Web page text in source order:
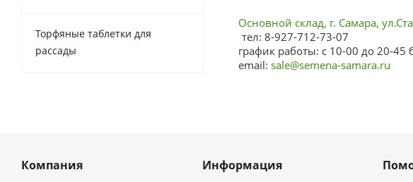
Основной склад, г. Самара,
тел: 8-927-712-73-07
график работы: с 10-00 до 20-45
email: sale@semena-samara.ru
Торфяные таблетки для
рассады
Компания Информация